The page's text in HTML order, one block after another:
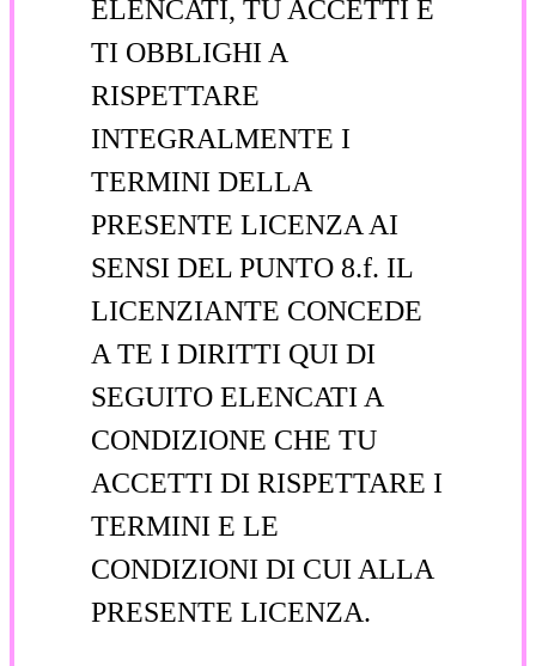
ELENCATI, TU ACCETTI E
TI OBBLIGHI A
RISPETTARE
INTEGRALMENTE I
TERMINI DELLA
PRESENTE LICENZA AI
SENSI DEL PUNTO 8.f. IL
LICENZIANTE CONCEDE
A TE I DIRITTI QUI DI
SEGUITO ELENCATI A
CONDIZIONE CHE TU
ACCETTI DI RISPETTARE I
TERMINI E LE
CONDIZIONI DI CUI ALLA
PRESENTE LICENZA.